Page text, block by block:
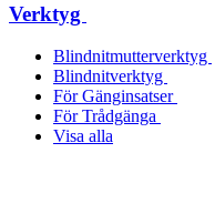
Verktyg
Blindnitmutterverktyg
Blindnitverktyg
För Gänginsatser
För Trådgänga
Visa alla